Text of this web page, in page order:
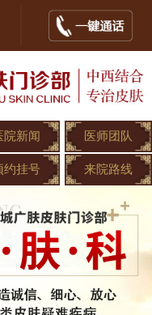
院新闻 医师团队
约挂号 来院路线